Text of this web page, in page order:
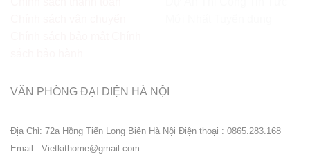
VĂN PHÒNG ĐẠI DIỆN HÀ NỘI
Địa Chỉ: 72a Hồng Tiến Long Biên Hà Nội Điện thoại : 0865.283.168
Email : Vietkithome@gmail.com